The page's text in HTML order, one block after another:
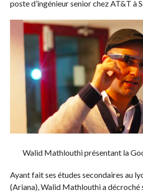
poste d’ingénieur senior chez AT&T à
Walid Mathlouthi présentant la
Ayant fait ses études secondaires au
(Ariana), Walid Mathlouthi a décroché